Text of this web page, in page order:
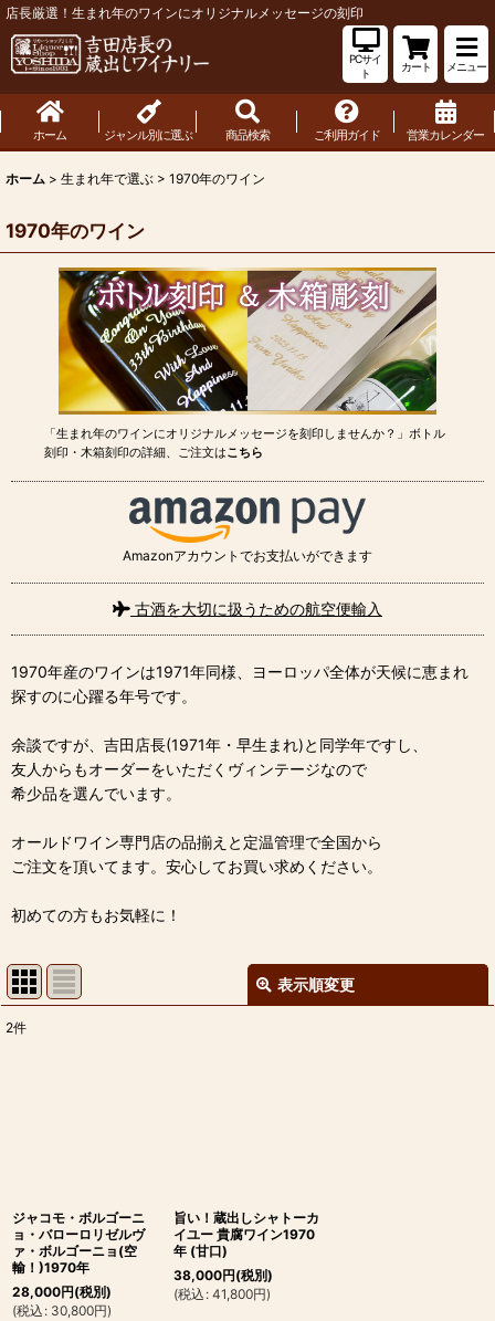
店長厳選！生まれ年のワインにオリジナルメッセージの刻印
PCサイ
ト
カート メニュー
ホーム ジャンル別に選ぶ 商品検索 ご利用ガイド 営業カレンダー
ホーム > 生まれ年で選ぶ > 1970年のワイン
1970年のワイン
「生まれ年のワインにオリジナルメッセージを刻印しませんか？」ボトル
刻印・木箱刻印の詳細、ご注文はこちら
Amazonアカウントでお支払いができます
古酒を大切に扱うための航空便輸入
1970年産のワインは1971年同様、ヨーロッパ全体が天候に恵まれ
探すのに心躍る年号です。
余談ですが、吉田店長(1971年・早生まれ)と同学年ですし、
友人からもオーダーをいただくヴィンテージなので
希少品を選んでいます。
オールドワイン専門店の品揃えと定温管理で全国から
ご注文を頂いてます。安心してお買い求めください。
初めての方もお気軽に！
表示順変更
2件
ジャコモ・ボルゴーニ
ョ・バローロリゼルヴ
ァ・ボルゴーニョ(空
輸！)1970年
28,000円(税別)
(税込 : 30,800円)
旨い！蔵出しシャトーカ
イユー 貴腐ワイン1970
年 (甘口)
38,000円(税別)
(税込 : 41,800円)